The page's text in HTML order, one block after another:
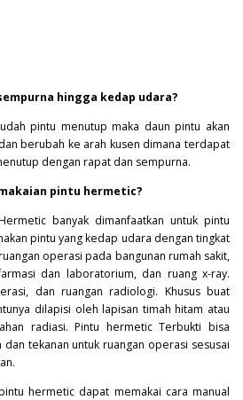
hingga kedap udara?
pintu menutup maka daun pintu akan
berubah ke arah kusen dimana terdapat
dengan rapat dan sempurna.
pintu hermetic?
banyak dimanfaatkan untuk pintu
pintu yang kedap udara dengan tingkat
operasi pada bangunan rumah sakit,
dan laboratorium, dan ruang x-ray.
dan ruangan radiologi. Khusus buat
dilapisi oleh lapisan timah hitam atau
radiasi. Pintu hermetic Terbukti bisa
tekanan untuk ruangan operasi sesusai
hermetic dapat memakai cara manual